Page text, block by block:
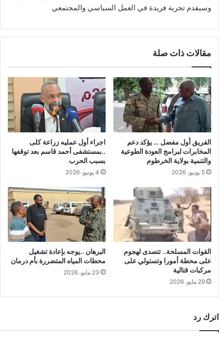
وسيقدم تجربة فريدة في العمل السياسي والمجتمعي
مقالات ذات صلة
الفريق أول مفضل … يؤكد دعم
المخابرات لبرامج العودة الطوعية
والتنمية بولاية الخرطوم
5 يونيو، 2026
اجراء أول عمليه زراعة كلى
..بمستشفى أحمد قاسم بعد توقفها
بسبب الحرب
4 يونيو، 2026
القوات المسلحة.. تتصدى لهجوم
على محطة أمورا وتستولي على
مركبات قتالية
29 مايو، 2026
البرهان ..يوجه بإعادة تشغيل
محطات المياه المتضررة بأم درمان
23 مايو، 2026
اترك رد